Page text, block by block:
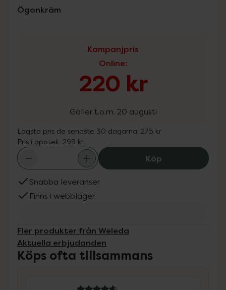
Ögonkräm
Kampanjpris
Online:
220 kr
Gäller t.o.m. 20 augusti
Lägsta pris de senaste 30 dagarna: 275 kr
Pris i apotek: 299 kr
KöpWeleda Firming
Snabba leveranser
Finns i webblager
Fler produkter från Weleda
Aktuella erbjudanden
Köps ofta tillsammans